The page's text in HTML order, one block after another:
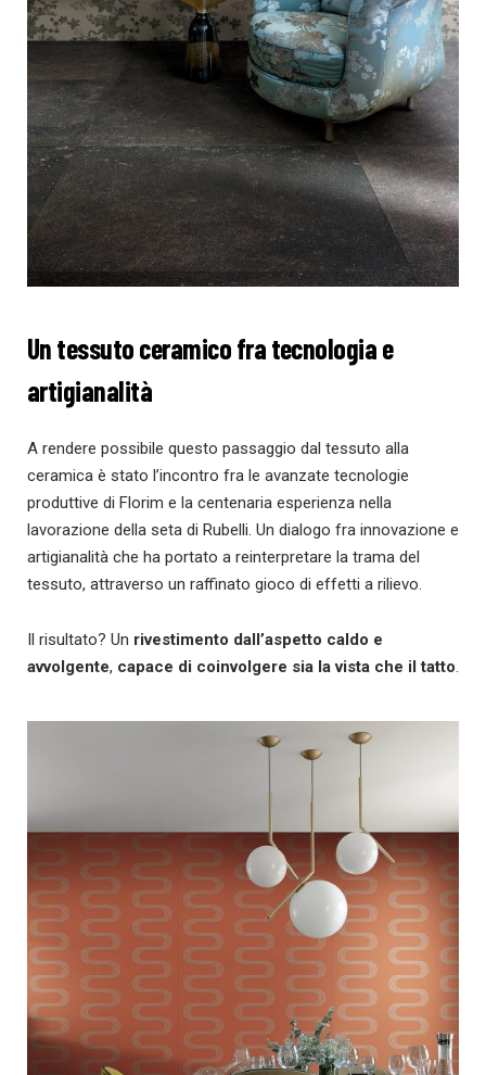
Un tessuto ceramico fra tecnologia e
artigianalità
A rendere possibile questo passaggio dal tessuto alla
ceramica è stato l’incontro fra le avanzate tecnologie
produttive di Florim e la centenaria esperienza nella
lavorazione della seta di Rubelli. Un dialogo fra innovazione e
artigianalità che ha portato a reinterpretare la trama del
tessuto, attraverso un raffinato gioco di effetti a rilievo.
Il risultato? Un rivestimento dall’aspetto caldo e
avvolgente, capace di coinvolgere sia la vista che il tatto.